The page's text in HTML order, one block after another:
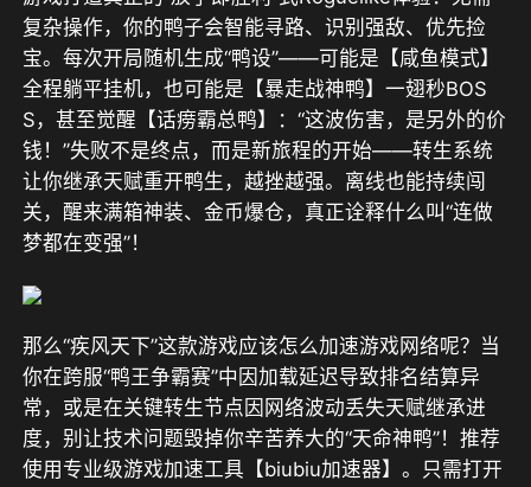
复杂操作，你的鸭子会智能寻路、识别强敌、优先捡
宝。每次开局随机生成“鸭设”——可能是【咸鱼模式】
全程躺平挂机，也可能是【暴走战神鸭】一翅秒BOS
S，甚至觉醒【话痨霸总鸭】：“这波伤害，是另外的价
钱！”失败不是终点，而是新旅程的开始——转生系统
让你继承天赋重开鸭生，越挫越强。离线也能持续闯
关，醒来满箱神装、金币爆仓，真正诠释什么叫“连做
梦都在变强”！
那么“疾风天下”这款游戏应该怎么加速游戏网络呢？当
你在跨服“鸭王争霸赛”中因加载延迟导致排名结算异
常，或是在关键转生节点因网络波动丢失天赋继承进
度，别让技术问题毁掉你辛苦养大的“天命神鸭”！推荐
使用专业级游戏加速工具【biubiu加速器】。只需打开